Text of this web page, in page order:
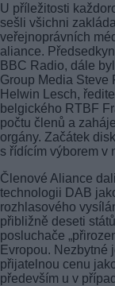
U příležitosti
sešli všichni
veřejnoprávních
aliance.
BBC Radio, dále
Group Media Steve
Helwin Lesch,
belgického RTBF
počtu členů a
orgány. Začátek
s řídícím výborem v
Členové Aliance
technologii DAB
rozhlasového
přibližně deseti
posluchače
Evropou. Nezbytné
přijatelnou cenu
především u v